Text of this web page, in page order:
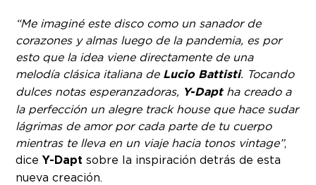
“Me imaginé este disco como un sanador de
corazones y almas luego de la pandemia, es por
esto que la idea viene directamente de una
melodía clásica italiana de Lucio Battisti. Tocando
dulces notas esperanzadoras, Y-Daptha creado a
la perfección un alegre track house que hace sudar
lágrimas de amor por cada parte de tu cuerpo
mientras te lleva en un viaje hacia tonos vintage”,
diceY-Dapt sobre la inspiración detrás de esta
nueva creación.